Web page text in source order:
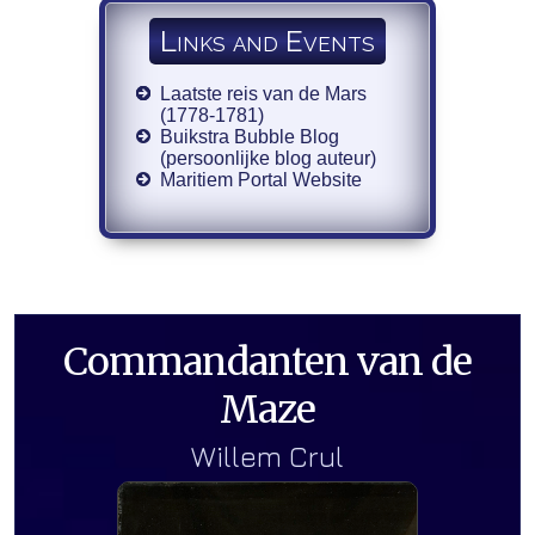
Links and Events
Laatste reis van de Mars
(1778-1781)
Buikstra Bubble Blog
(persoonlijke blog auteur)
Maritiem Portal Website
Commandanten van de
Maze
Willem Crul